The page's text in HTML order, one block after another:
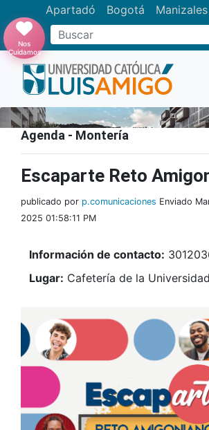
Apartadó Bogotá Manizales
Buscar
Nos
Cuidamos
Agenda - Montería
Escaparte Reto
publicado por p.comunicaciones Enviado
2025 01:58:11 PM
Información de contacto:
Lugar: Cafetería de la Universidad